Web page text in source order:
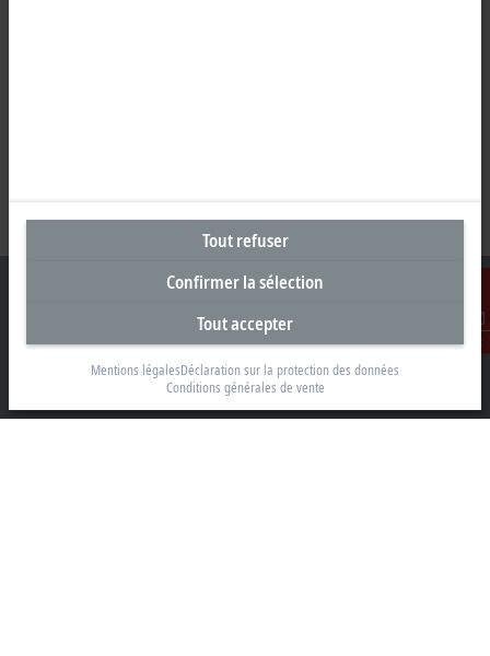
Contact
Siège social Suisse
Rheinweg 7
Tout refuser
Confirmer la sélection
Tout accepter
Mentions légalesDéclaration sur la protection des données
Conditions générales de vente